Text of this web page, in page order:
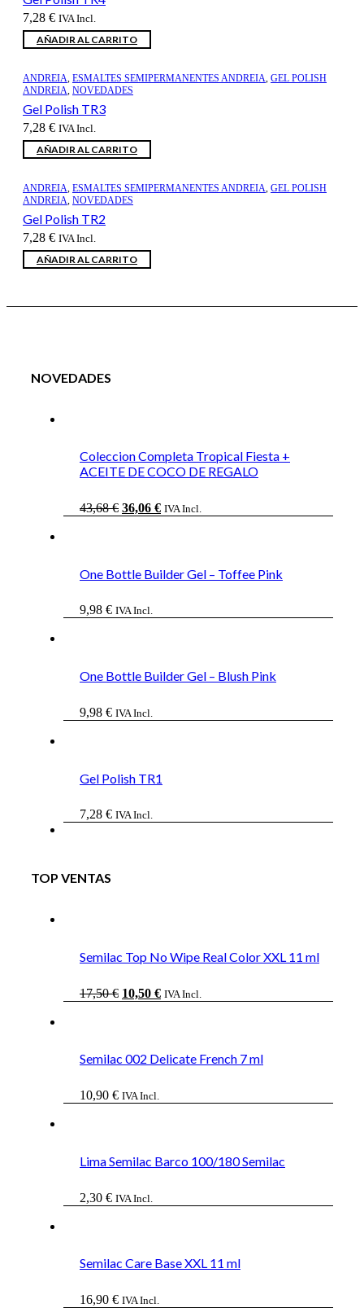
7,28 € IVA Incl.
AÑADIR AL CARRITO
ANDREIA, ESMALTES SEMIPERMANENTES ANDREIA, GEL POLISH
ANDREIA, NOVEDADES
Gel Polish TR3
7,28 € IVA Incl.
AÑADIR AL CARRITO
ANDREIA, ESMALTES SEMIPERMANENTES ANDREIA, GEL POLISH
ANDREIA, NOVEDADES
Gel Polish TR2
7,28 € IVA Incl.
AÑADIR AL CARRITO
NOVEDADES
Coleccion Completa Tropical Fiesta +
ACEITE DE COCO DE REGALO
43,68€ El
36,06 €ElIVA Incl.
One Bottle Builder Gel – Toffee Pink
9,98 € IVA Incl.
One Bottle Builder Gel – Blush Pink
9,98 € IVA Incl.
Gel Polish TR1
7,28 € IVA Incl.
TOP VENTAS
Semilac Top No Wipe Real Color XXL 11 ml
17,50€ El
10,50 €ElIVA Incl.
Semilac 002 Delicate French 7 ml
10,90 € IVA Incl.
Lima Semilac Barco 100/180 Semilac
2,30 € IVA Incl.
Semilac Care Base XXL 11 ml
16,90 € IVA Incl.